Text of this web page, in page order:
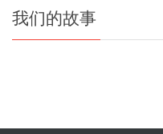
我们的故事